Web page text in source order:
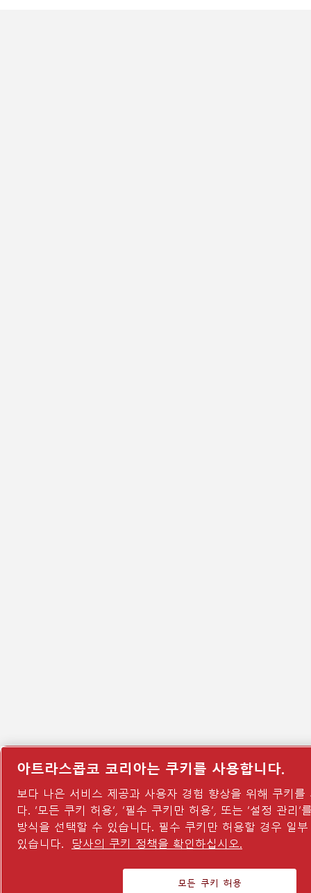
아트라스콥코 코리아는 쿠키를 사용합니다.
보다 나은 서비스 제공과 사용자 경험 향상을 위해 쿠키를
다. ‘모든 쿠키 허용’, ‘필수 쿠키만 허용’, 또는 ‘설정 관리
방식을 선택할 수 있습니다. 필수 쿠키만 허용할 경우 일
있습니다.
당사의 쿠키 정책을 확인하십시오.
모든 쿠키 허용